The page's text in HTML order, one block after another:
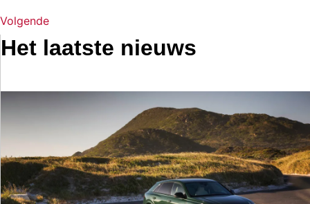
Volgende
Het laatste nieuws